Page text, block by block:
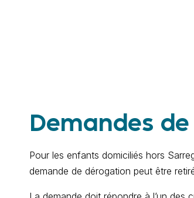
Demandes
Pour les enfants domiciliés hors
demande de dérogation peut être